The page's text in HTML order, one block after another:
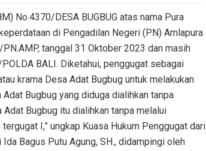
No.4370/DESA BUGBUG atas nama Pura
di Pengadilan Negeri (PN) Amlapura
tanggal 31 Oktober 2023 dan masih
BALI. Diketahui, penggugat sebagai
krama Desa Adat Bugbug untuk melakukan
Bugbug yang diduga dialihkan tanpa
Bugbug itu dialihkan tanpa melalui
I,” ungkap Kuasa Hukum Penggugat dari
Bagus Putu Agung, SH., didampingi oleh